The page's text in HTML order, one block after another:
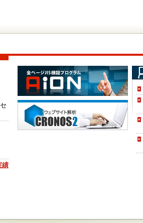
績